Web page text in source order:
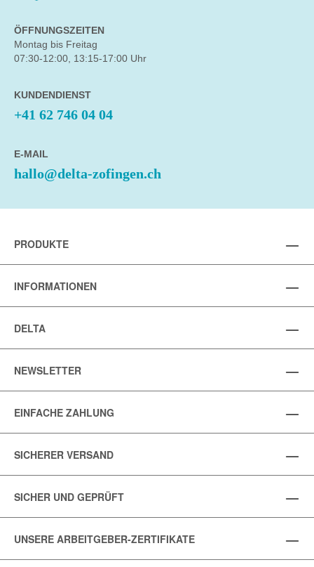
ÖFFNUNGSZEITEN
Montag bis Freitag
07:30-12:00, 13:15-17:00 Uhr
KUNDENDIENST
+41 62 746 04 04
E-MAIL
hallo@delta-zofingen.ch
PRODUKTE
INFORMATIONEN
DELTA
NEWSLETTER
EINFACHE ZAHLUNG
SICHERER VERSAND
SICHER UND GEPRÜFT
UNSERE ARBEITGEBER-ZERTIFIKATE